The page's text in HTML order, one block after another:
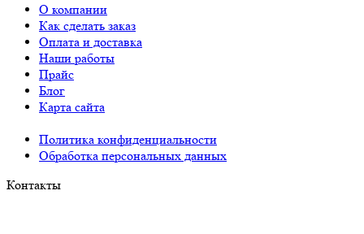
О компании
Как сделать заказ
Оплата и доставка
Наши работы
Прайс
Блог
Карта сайта
Политика конфиденциальности
Обработка персональных данных
Контакты